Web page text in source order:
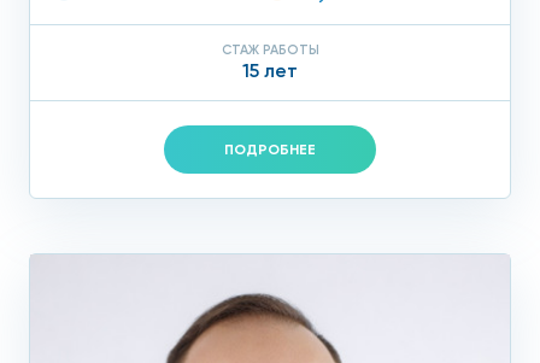
СТАЖ РАБОТЫ
15 лет
ПОДРОБНЕЕ